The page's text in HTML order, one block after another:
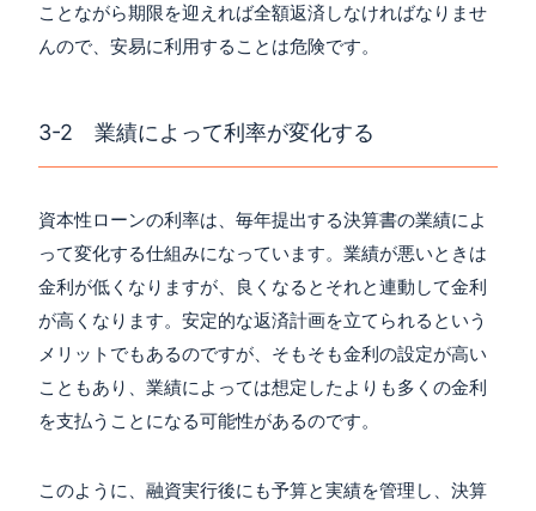
ことながら期限を迎えれば全額返済しなければなりませ
んので、安易に利用することは危険です。
3-2 業績によって利率が変化する
資本性ローンの利率は、毎年提出する決算書の業績によ
って変化する仕組みになっています。業績が悪いときは
金利が低くなりますが、良くなるとそれと連動して金利
が高くなります。安定的な返済計画を立てられるという
メリットでもあるのですが、そもそも金利の設定が高い
こともあり、業績によっては想定したよりも多くの金利
を支払うことになる可能性があるのです。
このように、融資実行後にも予算と実績を管理し、決算